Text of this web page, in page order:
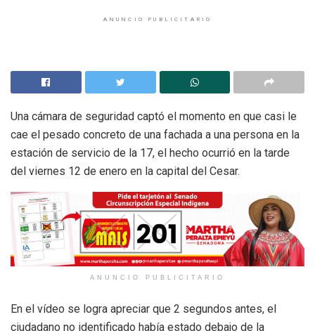
ANUNCIO PUBLICITARIO
Una cámara de seguridad captó el momento en que casi le
cae el pesado concreto de una fachada a una persona en la
estación de servicio de la 17, el hecho ocurrió en la tarde
del viernes 12 de enero en la capital del Cesar.
ANUNCIO PUBLICITARIO
En el vídeo se logra apreciar que 2 segundos antes, el
ciudadano no identificado había estado debajo de la